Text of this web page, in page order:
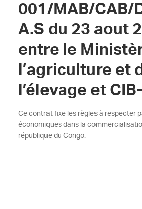
001/MAB/CAB/
A.S du 23 aout
entre le
l’agriculture et
l’élevage et
Ce contrat fixe les règles à respecter
économiques dans la
république du Congo.